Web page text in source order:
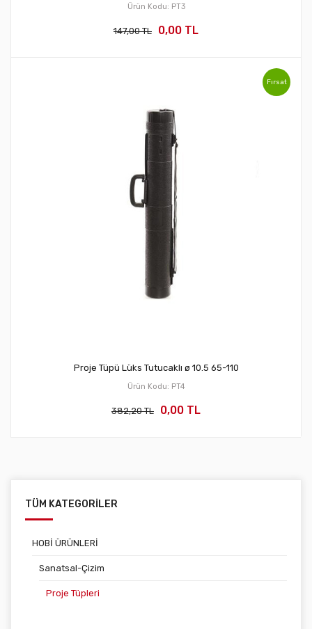
TÜM KATEGORİLER
HOBİ ÜRÜNLERİ
Sanatsal-Çizim
Proje Tüpleri
Ürün Kodu: PT3
147,00 TL 0,00 TL
Fırsat
Proje Tüpü Lüks Tutucaklı ø 10.5 65-110
Ürün Kodu: PT4
382,20 TL 0,00 TL